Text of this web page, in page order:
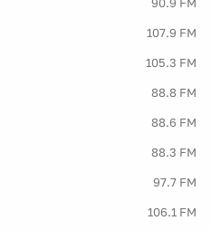
90.9 FM
107.9 FM
105.3 FM
88.8 FM
88.6 FM
88.3 FM
97.7 FM
106.1 FM